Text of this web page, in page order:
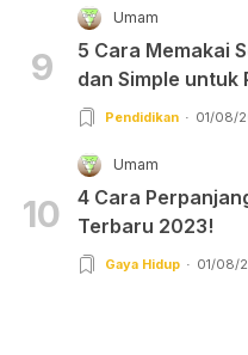
9
Umam
5 Cara Memakai
dan Simple untuk
Pendidikan 01/08/
10
Umam
4 Cara
Terbaru 2023!
Gaya Hidup 01/08/